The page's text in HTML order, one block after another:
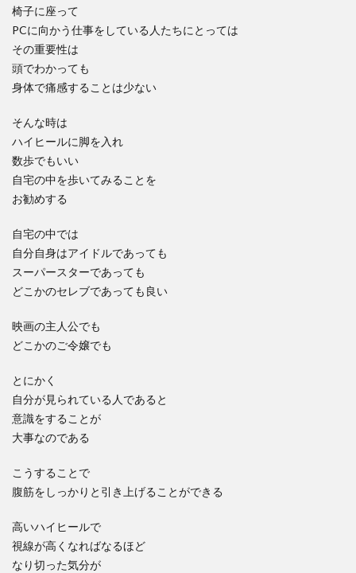
椅子に座って
PCに向かう仕事をしている人たちにとっては
その重要性は
頭でわかっても
身体で痛感することは少ない
そんな時は
ハイヒールに脚を入れ
数歩でもいい
自宅の中を歩いてみることを
お勧めする
自宅の中では
自分自身はアイドルであっても
スーパースターであっても
どこかのセレブであっても良い
映画の主人公でも
どこかのご令嬢でも
とにかく
自分が見られている人であると
意識をすることが
大事なのである
こうすることで
腹筋をしっかりと引き上げることができる
高いハイヒールで
視線が高くなればなるほど
なり切った気分が